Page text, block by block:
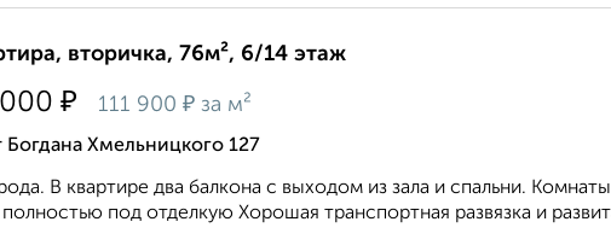
вторичка, 76м², 6/14 этаж
₽ 111 900 ₽ за м²
Богдана Хмельницкого 127
В квартире два балкона с выходом из зала и спальни.
полностью под отделкую Хорошая транспортная развязка и